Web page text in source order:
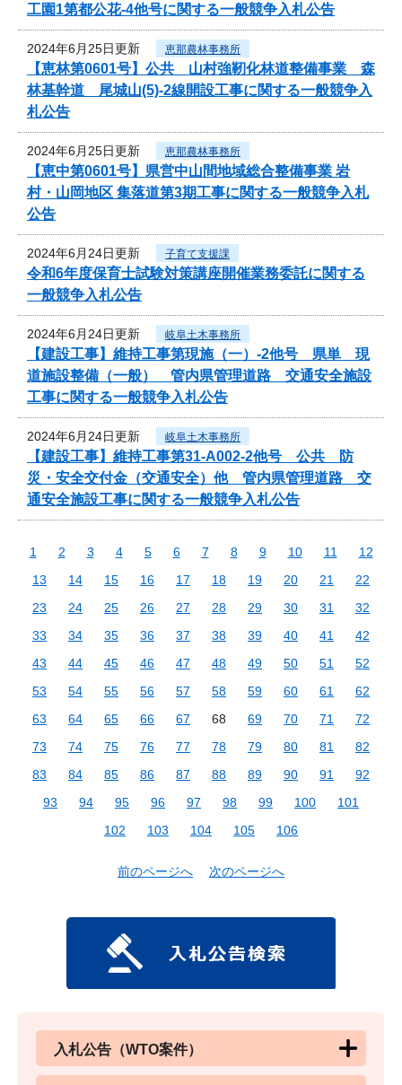
工園1第都公花-4他号に関する一般競争入札公告
2024年6月25日更新 恵那農林事務所
【恵林第0601号】公共 山村強靭化林道整備事業 森
林基幹道 尾城山(5)-2線開設工事に関する一般競争入
札公告
2024年6月25日更新 恵那農林事務所
【恵中第0601号】県営中山間地域総合整備事業 岩
村・山岡地区 集落道第3期工事に関する一般競争入札
公告
2024年6月24日更新 子育て支援課
令和6年度保育士試験対策講座開催業務委託に関する
一般競争入札公告
2024年6月24日更新 岐阜土木事務所
【建設工事】維持工事第現施（一）-2他号 県単 現
道施設整備（一般） 管内県管理道路 交通安全施設
工事に関する一般競争入札公告
2024年6月24日更新 岐阜土木事務所
【建設工事】維持工事第31-A002-2他号 公共 防
災・安全交付金（交通安全）他 管内県管理道路 交
通安全施設工事に関する一般競争入札公告
1 2 3 4 5 6 7 8 9 10 11
12
13
14 15 16 17 18 19 20 21
22
23
24 25 26 27 28 29 30 31
32
33
34 35 36 37 38 39 40 41
42
43
44 45 46 47 48 49 50 51
52
53
54 55 56 57 58 59 60 61
62
63
64 65 66 67 68 69 70 71
72
73
74 75 76 77 78 79 80 81
82
83
84 85 86 87 88 89 90 91
92
93
94 95 96 97 98 99 100
101
102
103 104 105 106
前のページへ 次のページへ
入札公告（WTO案件）